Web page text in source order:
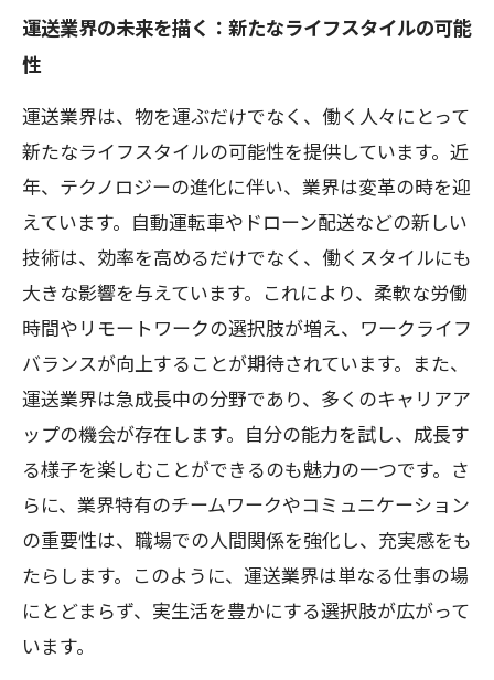
自己成長が叶う：運送業界でのキャリアアッ
は
運送業界の未来を描く：新たなライフスタイルの可能
性
運送業界は、物を運ぶだけでなく、働く人々にとって
新たなライフスタイルの可能性を提供しています。近
年、テクノロジーの進化に伴い、業界は変革の時を迎
えています。自動運転車やドローン配送などの新しい
技術は、効率を高めるだけでなく、働くスタイルにも
大きな影響を与えています。これにより、柔軟な労働
時間やリモートワークの選択肢が増え、ワークライフ
バランスが向上することが期待されています。また、
運送業界は急成長中の分野であり、多くのキャリアア
ップの機会が存在します。自分の能力を試し、成長す
る様子を楽しむことができるのも魅力の一つです。さ
らに、業界特有のチームワークやコミュニケーション
の重要性は、職場での人間関係を強化し、充実感をも
たらします。このように、運送業界は単なる仕事の場
にとどまらず、実生活を豊かにする選択肢が広がって
います。